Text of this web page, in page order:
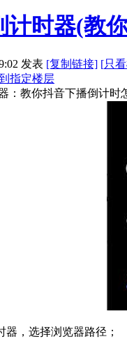
计时器(教
发表 [复制链接] [只
：教你抖音下播倒计时
器，选择浏览器路径；